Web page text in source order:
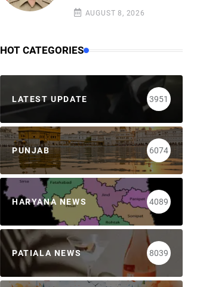
AUGUST 8, 2026
HOT CATEGORIES
LATEST UPDATE 3951
PUNJAB 6074
HARYANA NEWS 4089
PATIALA NEWS 8039